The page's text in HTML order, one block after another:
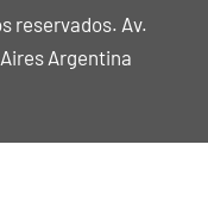
reservados. Av.
Aires Argentina